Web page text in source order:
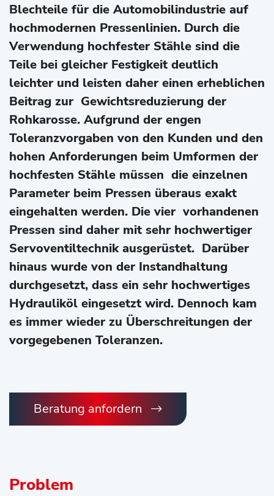
Blechteile für die Automobilindustrie auf
hochmodernen Pressenlinien. Durch die
Verwendung hochfester Stähle sind die
Teile bei gleicher Festigkeit deutlich
leichter und leisten daher einen erheblichen
Beitrag zur Gewichtsreduzierung der
Rohkarosse. Aufgrund der engen
Toleranzvorgaben von den Kunden und den
hohen Anforderungen beim Umformen der
hochfesten Stähle müssen die einzelnen
Parameter beim Pressen überaus exakt
eingehalten werden. Die vier vorhandenen
Pressen sind daher mit sehr hochwertiger
Servoventiltechnik ausgerüstet. Darüber
hinaus wurde von der Instandhaltung
durchgesetzt, dass ein sehr hochwertiges
Hydrauliköl eingesetzt wird. Dennoch kam
es immer wieder zu Überschreitungen der
vorgegebenen Toleranzen.
Beratung anfordern
Problem